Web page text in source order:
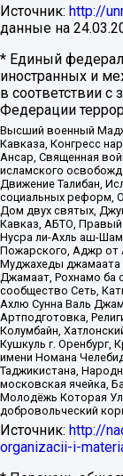
Источник: http://
данные на
* Единый
иностранных и
в соответствии с
Федерации
Высший военный
Кавказа, Конгресс
Ансар, Священная
исламского
Движение Талибан,
социальных реформ,
Дом двух святых,
Кавказ, АБТО, Правый
Нусра ли-Ахль аш-
Пожарского, Аджр от
Муджахеды джамаата
Джамаат, Рохнамо ба
сообщество Сеть,
Ахлю Сунна Валь
Артподготовка,
Колумбайн,
Кушкуль г. Оренбург,
имени Номана
Таджикистана,
московская ячейка,
Молодёжь Которая
добровольческий
Источник: http://
organizacii-i-